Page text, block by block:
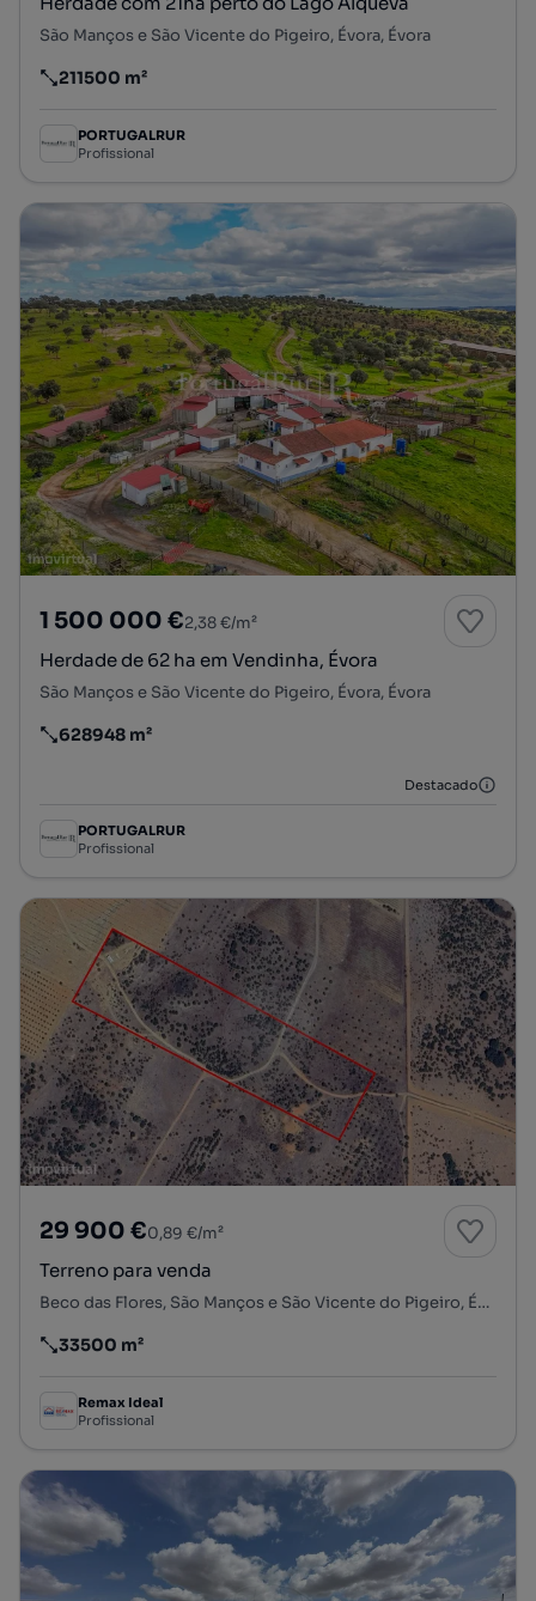
São Manços e São Vicente do Pigeiro, Évora, Évora
Preço por metro quadrado
211500 m²
PORTUGALRUR
Profissional
1 500 000 €2,38 €/m²
Herdade de 62 ha em Vendinha, Évora
São Manços e São Vicente do Pigeiro, Évora, Évora
Preço por metro quadrado
628948 m²
Destacado
PORTUGALRUR
Profissional
29 900 €0,89 €/m²
Terreno para venda
Beco das Flores, São Manços e São Vicente do Pigeiro, Évora, Évora
Preço por metro quadrado
33500 m²
Remax Ideal
Profissional